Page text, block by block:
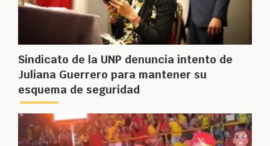
Sindicato de la UNP denuncia intento de
Juliana Guerrero para mantener su
esquema de seguridad